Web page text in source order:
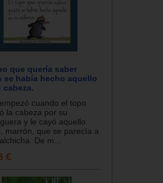
que quería saber
se había hecho aquello
cabeza.
cuando el topo
la cabeza por su
y le cayó aquello
marrón, que se parecía a
De m...
€